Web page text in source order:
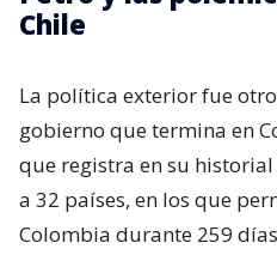
Chile
La política exterior fue
gobierno que termina en
que registra en su
a 32 países, en los que
Colombia durante 259